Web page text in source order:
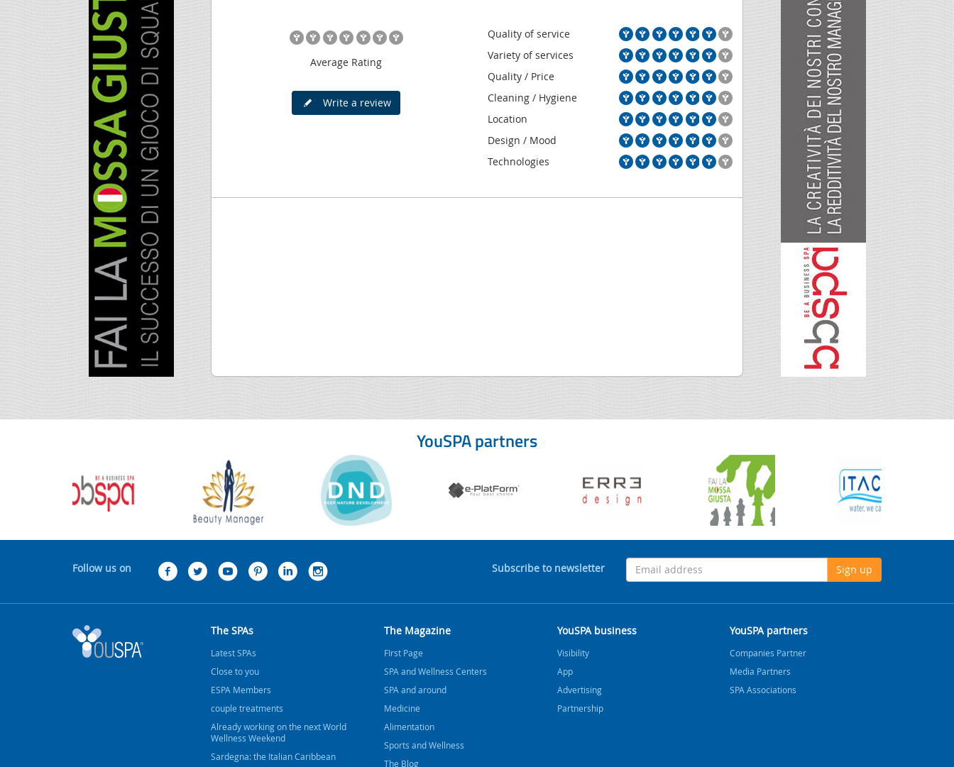
Average Rating
Write a review
Quality of service
Variety of services
Quality / Price
Cleaning / Hygiene
Location
Design / Mood
Technologies
YouSPA partners
Follow us on Subscribe to newsletter Sign up
The SPAs
Latest SPAs
Close to you
ESPA Members
couple treatments
Already working on the next World
Wellness Weekend
Sardegna: the Italian Caribbean
The Magazine
FIrst Page
SPA and Wellness Centers
SPA and around
Medicine
Alimentation
Sports and Wellness
The Blog
YouSPA business
Visibility
App
Advertising
Partnership
YouSPA partners
Companies Partner
Media Partners
SPA Associations